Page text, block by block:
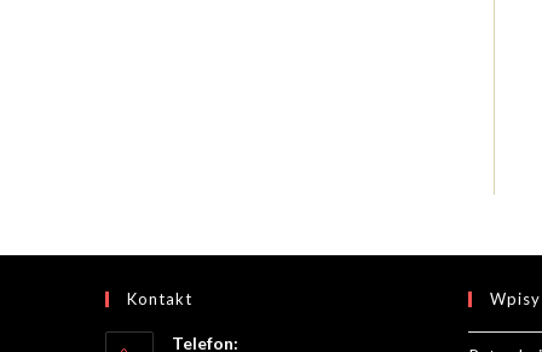
Kontakt
Telefon:
Wpisy